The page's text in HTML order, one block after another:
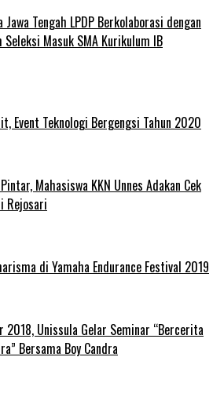
Jawa Tengah LPDP Berkolaborasi dengan
Seleksi Masuk SMA Kurikulum IB
Event Teknologi Bergengsi Tahun 2020
Mahasiswa KKN Unnes Adakan Cek
Rejosari
di Yamaha Endurance Festival 2019
2018, Unissula Gelar Seminar “Bercerita
Bersama Boy Candra